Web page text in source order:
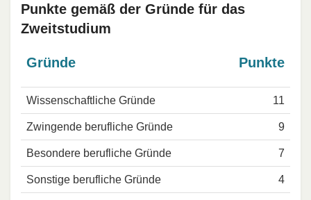
Punkte gemäß der Gründe für das
Zweitstudium
Gründe Punkte
Wissenschaftliche Gründe 11
Zwingende berufliche Gründe 9
Besondere berufliche Gründe 7
Sonstige berufliche Gründe 4